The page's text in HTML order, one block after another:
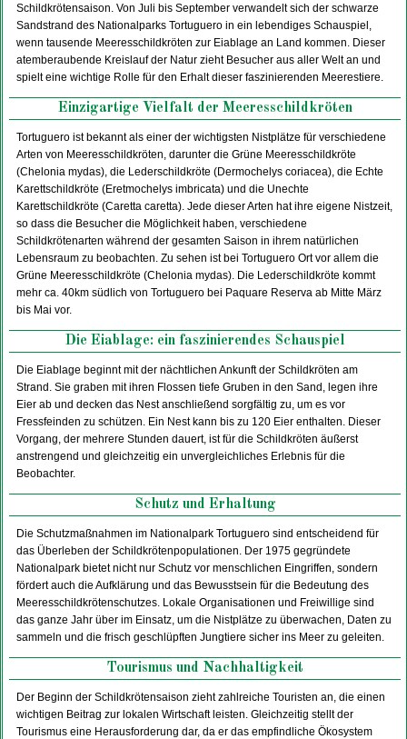
Schildkrötensaison. Von Juli bis September verwandelt sich der schwarze
Sandstrand des Nationalparks Tortuguero in ein lebendiges Schauspiel,
wenn tausende Meeresschildkröten zur Eiablage an Land kommen. Dieser
atemberaubende Kreislauf der Natur zieht Besucher aus aller Welt an und
spielt eine wichtige Rolle für den Erhalt dieser faszinierenden Meerestiere.
Einzigartige Vielfalt der Meeresschildkröten
Tortuguero ist bekannt als einer der wichtigsten Nistplätze für verschiedene
Arten von Meeresschildkröten, darunter die Grüne Meeresschildkröte
(Chelonia mydas), die Lederschildkröte (Dermochelys coriacea), die Echte
Karettschildkröte (Eretmochelys imbricata) und die Unechte
Karettschildkröte (Caretta caretta). Jede dieser Arten hat ihre eigene Nistzeit,
so dass die Besucher die Möglichkeit haben, verschiedene
Schildkrötenarten während der gesamten Saison in ihrem natürlichen
Lebensraum zu beobachten. Zu sehen ist bei Tortuguero Ort vor allem die
Grüne Meeresschildkröte (Chelonia mydas). Die Lederschildkröte kommt
mehr ca. 40km südlich von Tortuguero bei Paquare Reserva ab Mitte März
bis Mai vor.
Die Eiablage: ein faszinierendes Schauspiel
Die Eiablage beginnt mit der nächtlichen Ankunft der Schildkröten am
Strand. Sie graben mit ihren Flossen tiefe Gruben in den Sand, legen ihre
Eier ab und decken das Nest anschließend sorgfältig zu, um es vor
Fressfeinden zu schützen. Ein Nest kann bis zu 120 Eier enthalten. Dieser
Vorgang, der mehrere Stunden dauert, ist für die Schildkröten äußerst
anstrengend und gleichzeitig ein unvergleichliches Erlebnis für die
Beobachter.
Schutz und Erhaltung
Die Schutzmaßnahmen im Nationalpark Tortuguero sind entscheidend für
das Überleben der Schildkrötenpopulationen. Der 1975 gegründete
Nationalpark bietet nicht nur Schutz vor menschlichen Eingriffen, sondern
fördert auch die Aufklärung und das Bewusstsein für die Bedeutung des
Meeresschildkrötenschutzes. Lokale Organisationen und Freiwillige sind
das ganze Jahr über im Einsatz, um die Nistplätze zu überwachen, Daten zu
sammeln und die frisch geschlüpften Jungtiere sicher ins Meer zu geleiten.
Tourismus und Nachhaltigkeit
Der Beginn der Schildkrötensaison zieht zahlreiche Touristen an, die einen
wichtigen Beitrag zur lokalen Wirtschaft leisten. Gleichzeitig stellt der
Tourismus eine Herausforderung dar, da er das empfindliche Ökosystem